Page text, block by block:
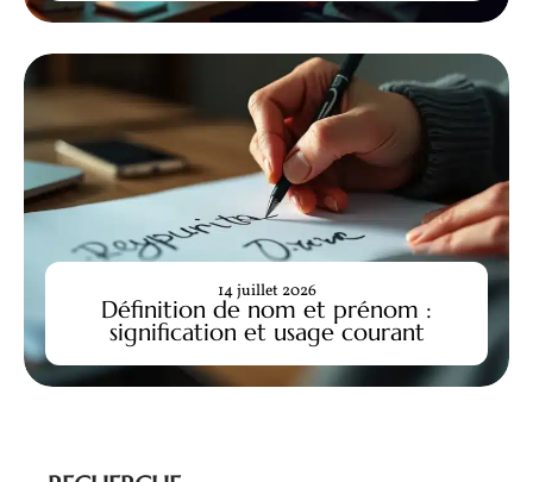
Définition de nom et prénom :
signification et usage courant
14 juillet 2026